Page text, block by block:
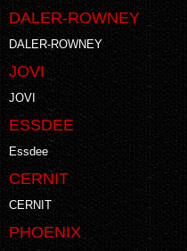
DALER-ROWNEY
DALER-ROWNEY
JOVI
JOVI
ESSDEE
Essdee
CERNIT
CERNIT
PHOENIX